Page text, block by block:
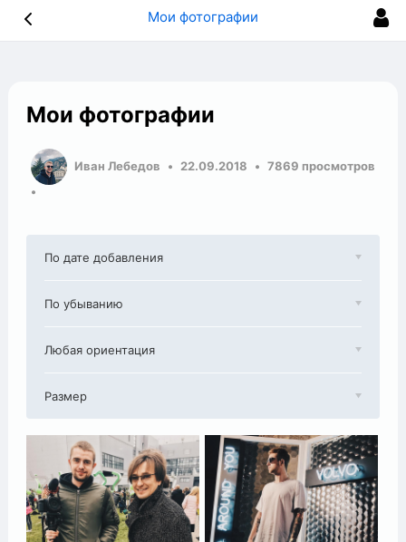
Мои фотографии
Мои фотографии
Иван Лебедов 22.09.2018 7869 просмотров
По дате добавления
По убыванию
Любая ориентация
Размер